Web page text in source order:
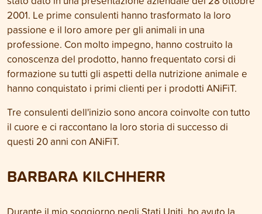
2001. Le prime consulenti hanno trasformato la loro
passione e il loro amore per gli animali in una
professione. Con molto impegno, hanno costruito la
conoscenza del prodotto, hanno frequentato corsi di
formazione su tutti gli aspetti della nutrizione animale e
hanno conquistato i primi clienti per i prodotti ANiFiT.
Tre consulenti dell'inizio sono ancora coinvolte con tutto
il cuore e ci raccontano la loro storia di successo di
questi 20 anni con ANiFiT.
BARBARA KILCHHERR
Durante il mio soggiorno negli Stati Uniti, ho avuto la